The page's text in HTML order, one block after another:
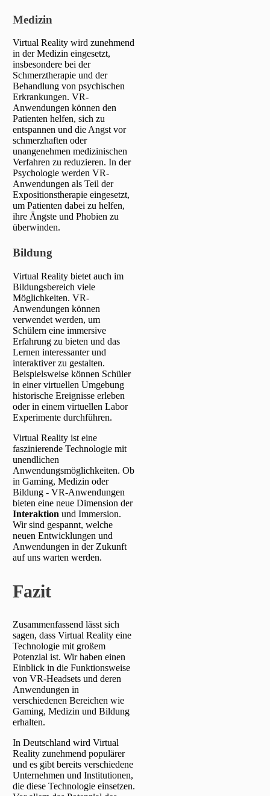
Medizin
Virtual Reality wird zunehmend
in der Medizin eingesetzt,
insbesondere bei der
Schmerztherapie und der
Behandlung von psychischen
Erkrankungen. VR-
Anwendungen können den
Patienten helfen, sich zu
entspannen und die Angst vor
schmerzhaften oder
unangenehmen medizinischen
Verfahren zu reduzieren. In der
Psychologie werden VR-
Anwendungen als Teil der
Expositionstherapie eingesetzt,
um Patienten dabei zu helfen,
ihre Ängste und Phobien zu
überwinden.
Bildung
Virtual Reality bietet auch im
Bildungsbereich viele
Möglichkeiten. VR-
Anwendungen können
verwendet werden, um
Schülern eine immersive
Erfahrung zu bieten und das
Lernen interessanter und
interaktiver zu gestalten.
Beispielsweise können Schüler
in einer virtuellen Umgebung
historische Ereignisse erleben
oder in einem virtuellen Labor
Experimente durchführen.
Virtual Reality ist eine
faszinierende Technologie mit
unendlichen
Anwendungsmöglichkeiten. Ob
in Gaming, Medizin oder
Bildung - VR-Anwendungen
bieten eine neue Dimension der
Interaktion und Immersion.
Wir sind gespannt, welche
neuen Entwicklungen und
Anwendungen in der Zukunft
auf uns warten werden.
Fazit
Zusammenfassend lässt sich
sagen, dass Virtual Reality eine
Technologie mit großem
Potenzial ist. Wir haben einen
Einblick in die Funktionsweise
von VR-Headsets und deren
Anwendungen in
verschiedenen Bereichen wie
Gaming, Medizin und Bildung
erhalten.
In Deutschland wird Virtual
Reality zunehmend populärer
und es gibt bereits verschiedene
Unternehmen und Institutionen,
die diese Technologie einsetzen.